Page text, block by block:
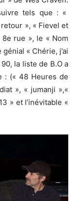
tels que : «
», « Fievel et
rue », le « Nom
« Chérie, j’ai
la liste de B.Oa
: (« 48 Heures de
», « jumanji »,«
» et l’inévitable «